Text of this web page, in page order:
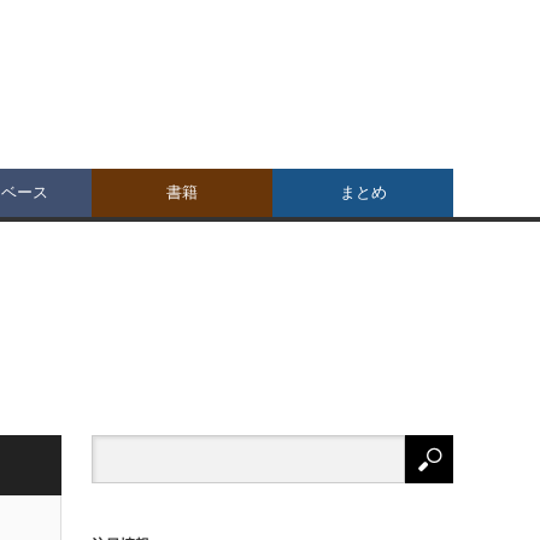
ース 書籍 まとめ